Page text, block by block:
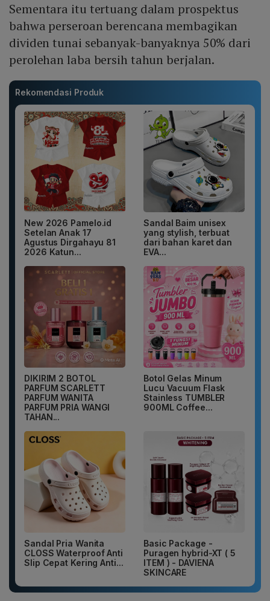
Sementara itu tertuang dalam prospektus
bahwa perseroan berencana membagikan
dividen tunai sebanyak-banyaknya 50% dari
perolehan laba bersih tahun berjalan.
Rekomendasi Produk
New 2026 Pamelo.id
Setelan Anak 17
Agustus Dirgahayu 81
2026 Katun...
Sandal Baim unisex
yang stylish, terbuat
dari bahan karet dan
EVA...
DIKIRIM 2 BOTOL
PARFUM SCARLETT
PARFUM WANITA
PARFUM PRIA WANGI
TAHAN...
Botol Gelas Minum
Lucu Vacuum Flask
Stainless TUMBLER
900ML Coffee...
Sandal Pria Wanita
CLOSS Waterproof Anti
Slip Cepat Kering Anti...
Basic Package -
Puragen hybrid-XT ( 5
ITEM ) - DAVIENA
SKINCARE